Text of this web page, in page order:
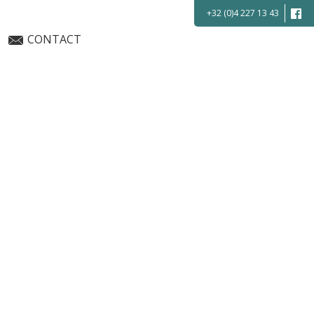
CONTACT
+32 (0)4 227 13 43